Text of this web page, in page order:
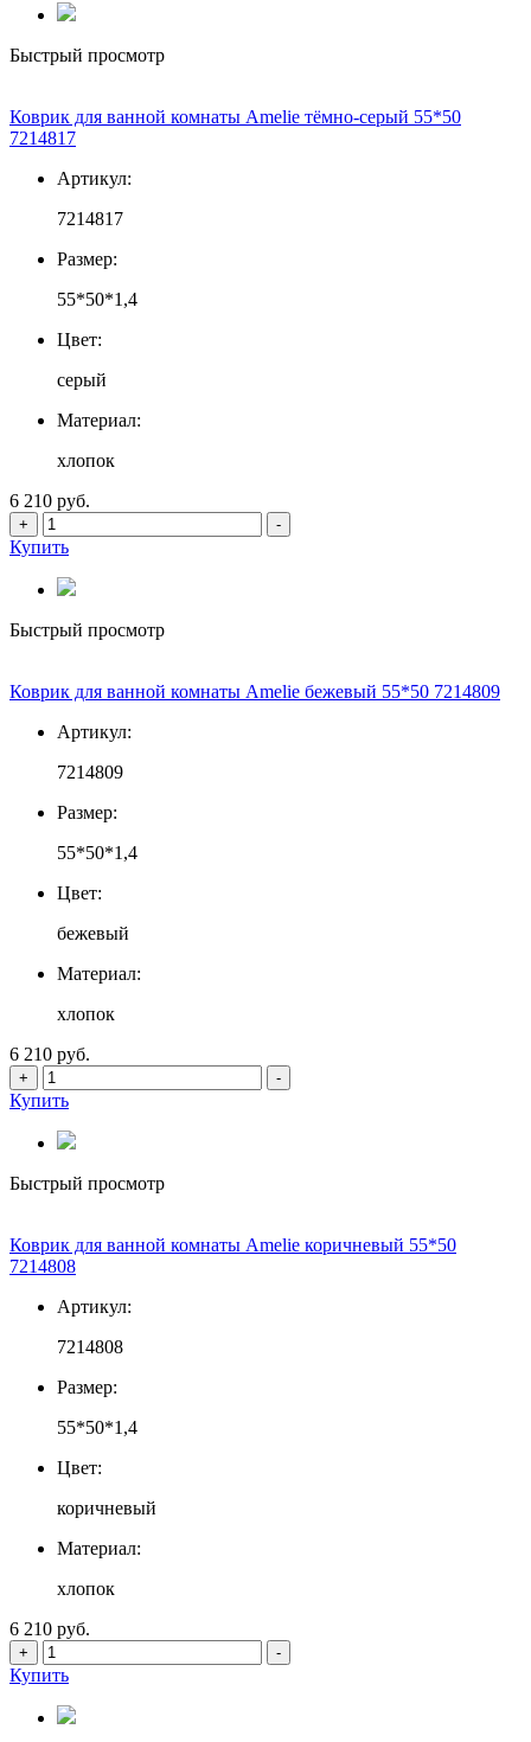
Быстрый просмотр
Коврик для ванной комнаты Amelie тёмно-серый 55*50
7214817
Артикул:
7214817
Размер:
55*50*1,4
Цвет:
серый
Материал:
хлопок
6 210 руб.
+ -
Купить
Быстрый просмотр
Коврик для ванной комнаты Amelie бежевый 55*50 7214809
Артикул:
7214809
Размер:
55*50*1,4
Цвет:
бежевый
Материал:
хлопок
6 210 руб.
+ -
Купить
Быстрый просмотр
Коврик для ванной комнаты Amelie коричневый 55*50
7214808
Артикул:
7214808
Размер:
55*50*1,4
Цвет:
коричневый
Материал:
хлопок
6 210 руб.
+ -
Купить